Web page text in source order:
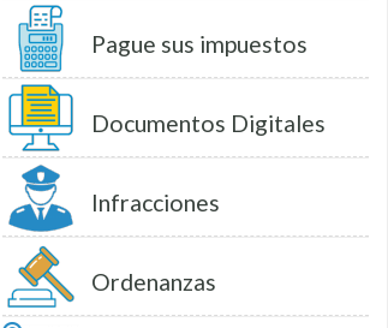
Pague sus impuestos
Documentos Digitales
Infracciones
Ordenanzas